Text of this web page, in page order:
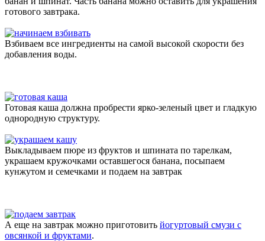
готового завтрака.
Взбиваем все ингредиенты на самой высокой скорости без
добавления воды.
Готовая каша должна пробрести ярко-зеленый цвет и гладкую
однородную структуру.
Выкладываем пюре из фруктов и шпината по тарелкам,
украшаем кружочками оставшегося банана, посыпаем
кунжутом и семечками и подаем на завтрак
А еще на завтрак можно приготовить йогуртовый смузи с
овсянкой и фруктами.